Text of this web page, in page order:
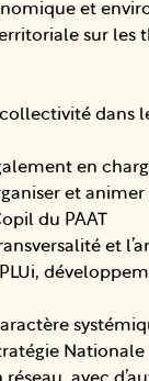
et
sur les
collectivité dans
en
et
du PAAT
et